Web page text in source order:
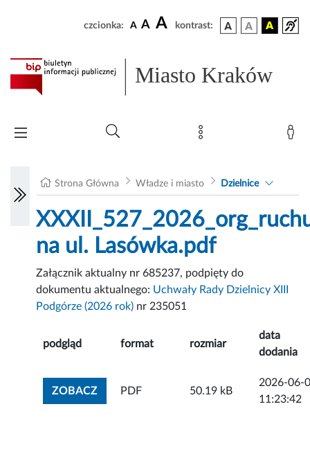
czcionka: A A A kontrast:
Miasto Kraków
Strona Główna Władze i miasto Dzielnice
na ul. Lasówka.pdf
Załącznik aktualny nr 685237, podpięty do
dokumentu aktualnego: Uchwały Rady Dzielnicy XIII
Podgórze (2026 rok) nr 235051
podgląd format rozmiar
data
dodania
ZOBACZZOBACZ ZAŁĄCZNIK
PDF 50.19 kB
2026-06-
11:23:42